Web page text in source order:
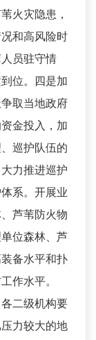
火灾隐患，
和高风险时
员驻守情
位。四是加
取当地政府
金投入，加
巡护队伍的
力推进巡护
系。开展业
芦苇防火物
位森林、芦
备水平和扑
作水平。
二级机构要
力较大的地